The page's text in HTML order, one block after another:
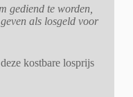
gediend te worden,
als losgeld voor
kostbare losprijs